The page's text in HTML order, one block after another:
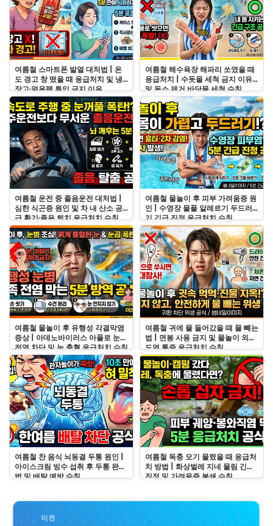
여름철 스마트폰 발열 대처법 | 온
도 경고 창 떴을 때 응급처치 및 냉
장고·얼음팩 투입 금지 이유
여름철 해수욕장 해파리 쏘였을 때
응급처치 | 수돗물 세척 금지 이유
및 독소 제거 바닷물 세척 수칙
여름철 운전 중 졸음운전 대처법 |
심한 식곤증 원인 및 차 내 산소 공
급 환기·졸음 퇴치 응급처치 수칙
여름철 물놀이 후 피부 가려움증 원
인 | 수영장 물풀 알레르기 두드러
기 긴급 진정 응급처치 수칙
여름철 물놀이 후 유행성 각결막염
증상 | 아데노바이러스 아폴로 눈병
전염 차단 및 눈 충혈 응급처치 수칙
여름철 귀에 물 들어갔을 때 물 빼는
법 | 면봉 사용 금지 및 물놀이 외이
도염 통증 응급처치 수칙
여름철 찬 음식 뇌동결 두통 원인 |
아이스크림 빙수 섭취 후 두통 완화
법 및 배탈 예방 수칙
여름철 독충 모기 물렸을 때 응급처
치 방법 | 화상벌레 지네 물림 긴급
진정 및 가려움증 봉쇄 수칙
이전